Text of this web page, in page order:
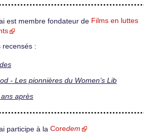
est membre fondateur de Films en luttes
recensés :
- Les pionnières du Women’s Lib
après
participe à la Coredem